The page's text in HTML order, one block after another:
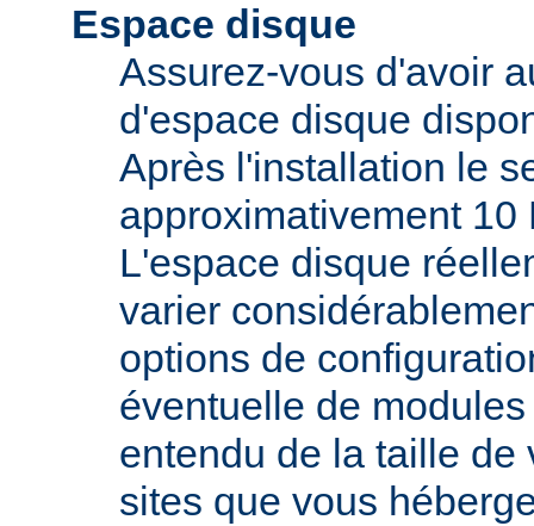
Espace disque
Assurez-vous d'avoir
d'espace disque
Après l'installation le
approximativement
L'espace disque
varier
options de
éventuelle de
entendu de la taille de
sites que vous